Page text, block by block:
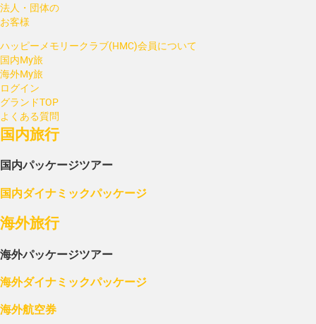
法人・団体の
お客様
ハッピーメモリークラブ(HMC)会員について
国内My旅
海外My旅
ログイン
グランドTOP
よくある質問
国内旅行
国内パッケージツアー
国内ダイナミックパッケージ
海外旅行
海外パッケージツアー
海外ダイナミックパッケージ
海外航空券